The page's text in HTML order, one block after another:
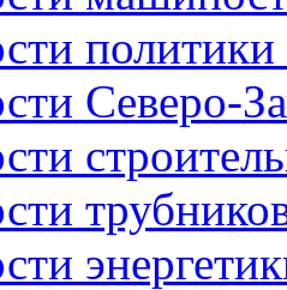
политики
Северо-